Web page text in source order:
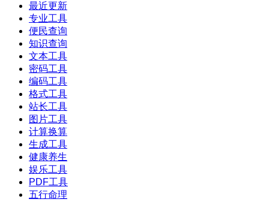
最近更新
专业工具
便民查询
知识查询
文本工具
密码工具
编码工具
格式工具
站长工具
图片工具
计算换算
生成工具
健康养生
娱乐工具
PDF工具
五行命理